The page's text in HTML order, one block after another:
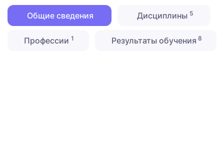
Общие сведения Дисциплины 5
Профессии1 Результаты обучения 8